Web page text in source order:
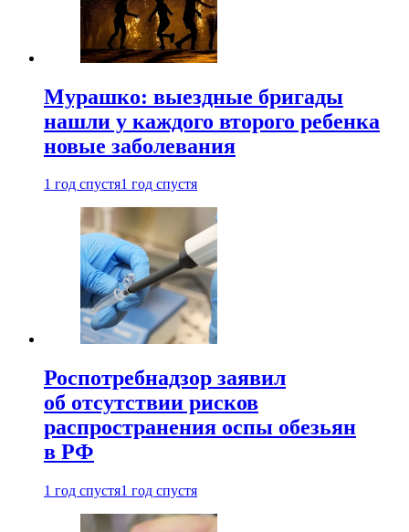
Мурашко: выездные бригады
нашли у каждого второго ребенка
новые заболевания
1 год спустя1 год спустя
Роспотребнадзор заявил
об отсутствии рисков
распространения оспы обезьян
в РФ
1 год спустя1 год спустя